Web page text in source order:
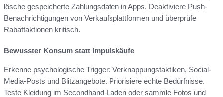
lösche gespeicherte Zahlungsdaten in Apps. Deaktiviere Push-
Benachrichtigungen von Verkaufsplattformen und überprüfe
Rabattaktionen kritisch.
Bewusster Konsum statt Impulskäufe
Erkenne psychologische Trigger: Verknappungstaktiken, Social-
Media-Posts und Blitzangebote. Priorisiere echte Bedürfnisse.
Teste Kleidung im Secondhand-Laden oder sammle Fotos und